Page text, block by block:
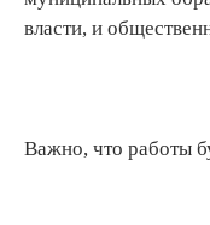
власти, и
Важно, что работы